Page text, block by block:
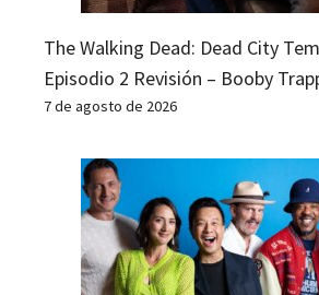
The Walking Dead: Dead City
Episodio 2 Revisión – Booby
7 de agosto de 2026